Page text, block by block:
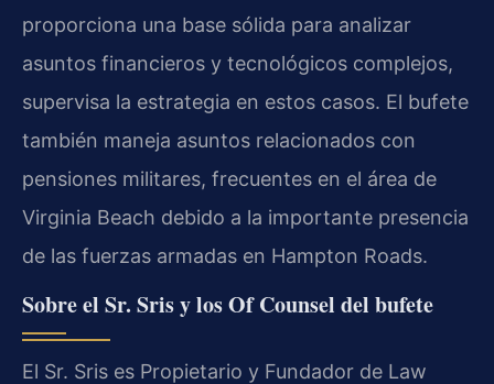
proporciona una base sólida para analizar
asuntos financieros y tecnológicos complejos,
supervisa la estrategia en estos casos. El bufete
también maneja asuntos relacionados con
pensiones militares, frecuentes en el área de
Virginia Beach debido a la importante presencia
de las fuerzas armadas en Hampton Roads.
Sobre el Sr. Sris y los Of Counsel del bufete
El Sr. Sris es Propietario y Fundador de Law